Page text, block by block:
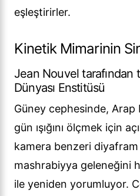
eşleştirirler.
Kinetik Mimarinin
Jean Nouvel tarafından
Dünyası Enstitüsü
Güney cephesinde, Arap
gün ışığını ölçmek için
kamera benzeri
mashrabiyya geleneğini
ile yeniden yorumluyor.